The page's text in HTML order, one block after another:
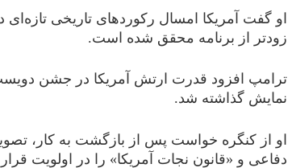
او گفت آمریکا امسال رکوردهای تاریخی
زودتر از برنامه محقق شده است.
ترامپ افزود قدرت ارتش آمریکا در جشن
نمایش گذاشته شد.
دفاعی و «قانون نجات آمریکا» را در اولویت